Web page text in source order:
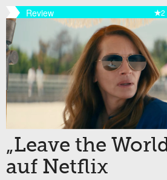
Review 2
„Leave the
auf Netflix